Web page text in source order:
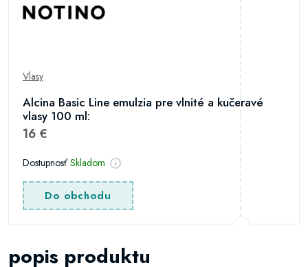
Vlasy
Alcina Basic Line emulzia pre vlnité a kučeravé
vlasy 100 ml:
16 €
Dostupnosť Skladom
Do obchodu
popis produktu